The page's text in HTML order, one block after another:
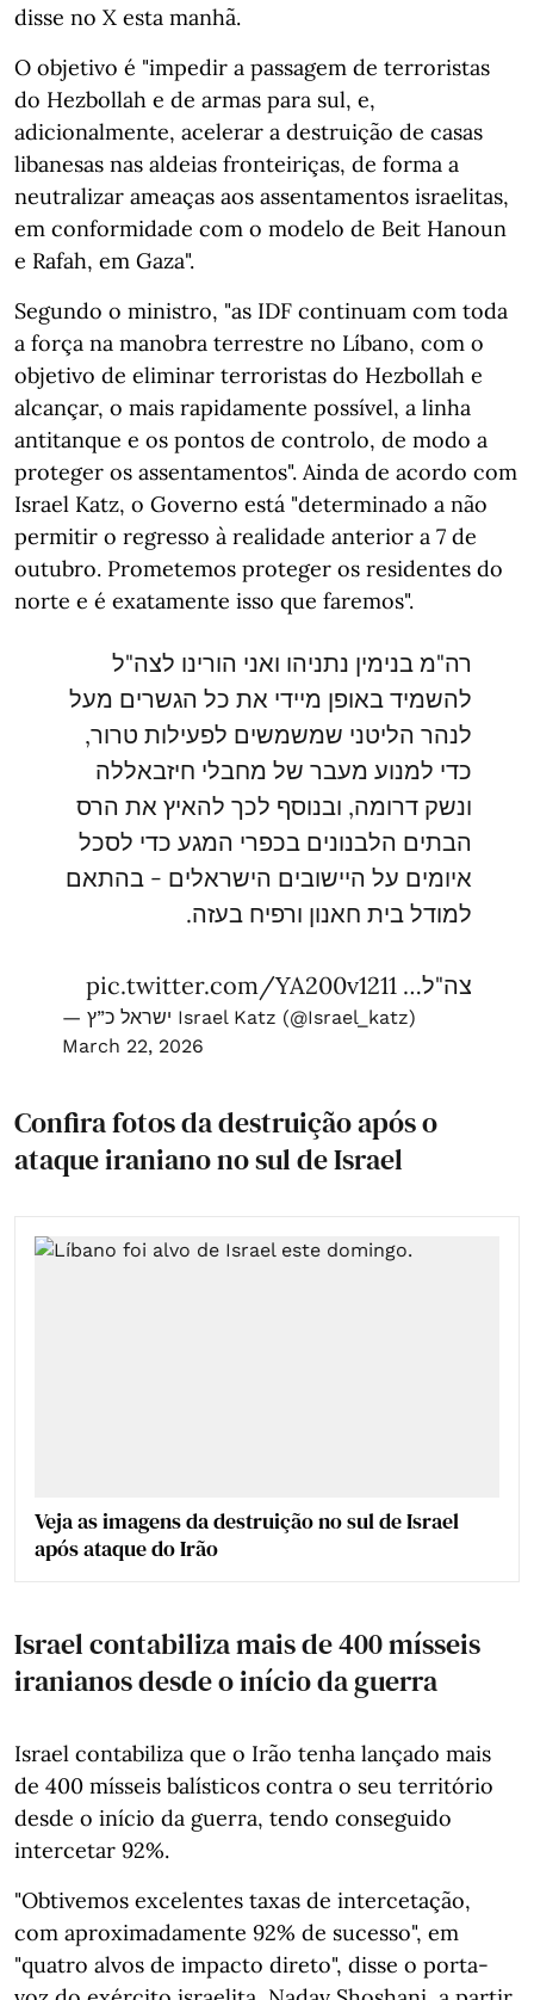
disse no X esta manhã.
O objetivo é "impedir a passagem de terroristas
do Hezbollah e de armas para sul, e,
adicionalmente, acelerar a destruição de casas
libanesas nas aldeias fronteiriças, de forma a
neutralizar ameaças aos assentamentos israelitas,
em conformidade com o modelo de Beit Hanoun
e Rafah, em Gaza".
Segundo o ministro, "as IDF continuam com toda
a força na manobra terrestre no Líbano, com o
objetivo de eliminar terroristas do Hezbollah e
alcançar, o mais rapidamente possível, a linha
antitanque e os pontos de controlo, de modo a
proteger os assentamentos". Ainda de acordo com
Israel Katz, o Governo está "determinado a não
permitir o regresso à realidade anterior a 7 de
outubro. Prometemos proteger os residentes do
norte e é exatamente isso que faremos".
רה"מ בנימין נתניהו ואני הורינו לצה"ל
להשמיד באופן מיידי את כל הגשרים מעל
לנהר הליטני שמשמשים לפעילות טרור,
כדי למנוע מעבר של מחבלי חיזבאללה
ונשק דרומה, ובנוסף לכך להאיץ את הרס
הבתים הלבנונים בכפרי המגע כדי לסכל
איומים על היישובים הישראלים - בהתאם
למודל בית חאנון ורפיח בעזה.
צה"ל… pic.twitter.com/YA200v1211
— ישראל כ”ץ Israel Katz (@Israel_katz)
March 22, 2026
Confira fotos da destruição após o
ataque iraniano no sul de Israel
Veja as imagens da destruição no sul de Israel
após ataque do Irão
Israel contabiliza mais de 400 mísseis
iranianos desde o início da guerra
Israel contabiliza que o Irão tenha lançado mais
de 400 mísseis balísticos contra o seu território
desde o início da guerra, tendo conseguido
intercetar 92%.
"Obtivemos excelentes taxas de intercetação,
com aproximadamente 92% de sucesso", em
"quatro alvos de impacto direto", disse o porta-